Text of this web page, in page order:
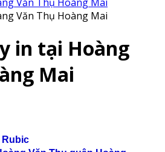
in tại Hoàng
Mai
Rubic